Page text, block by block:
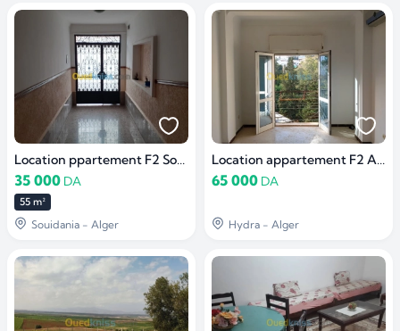
Location ppartement F2 Souidania
35 000 DA
55 m²
Souidania - Alger
Location appartement F2 Alger Hydra
65 000 DA
Hydra - Alger